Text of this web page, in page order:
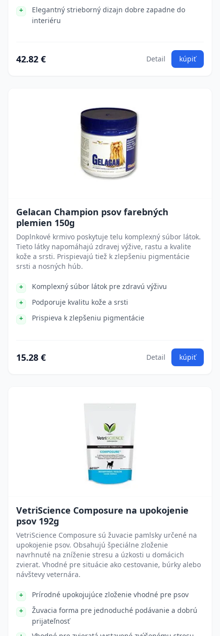
Elegantný strieborný dizajn dobre zapadne do
interiéru
42.82 € Detail kúpiť
Gelacan Champion psov farebných
plemien 150g
Doplnkové krmivo poskytuje telu komplexný súbor látok.
Tieto látky napomáhajú zdravej výžive, rastu a kvalite
kože a srsti. Prispievajú tiež k zlepšeniu pigmentácie
srsti a nosných húb.
Komplexný súbor látok pre zdravú výživu
Podporuje kvalitu kože a srsti
Prispieva k zlepšeniu pigmentácie
15.28 € Detail kúpiť
VetriScience Composure na upokojenie
psov 192g
VetriScience Composure sú žuvacie pamlsky určené na
upokojenie psov. Obsahujú špeciálne zloženie
navrhnuté na zníženie stresu a úzkosti u domácich
zvierat. Vhodné pre situácie ako cestovanie, búrky alebo
návštevy veternára.
Prírodné upokojujúce zloženie vhodné pre psov
Žuvacia forma pre jednoduché podávanie a dobrú
prijateľnosť